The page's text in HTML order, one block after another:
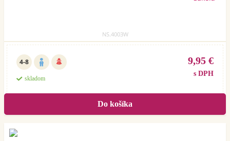
NS.4003W
4-8
skladom
9,95 €
s DPH